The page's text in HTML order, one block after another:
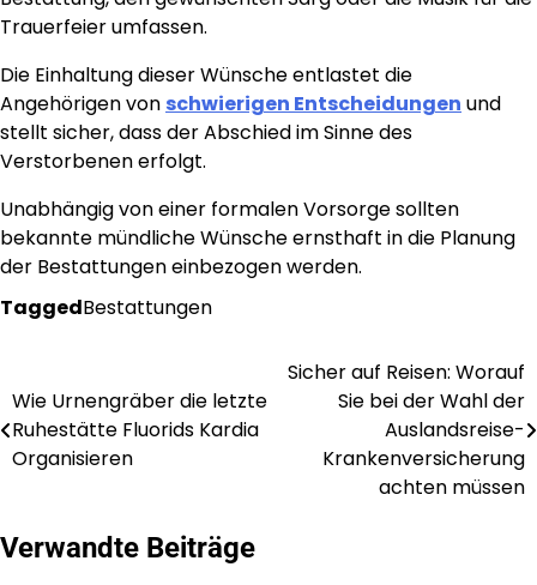
Trauerfeier umfassen.
Die Einhaltung dieser Wünsche entlastet die
Angehörigen von schwierigen Entscheidungen und
stellt sicher, dass der Abschied im Sinne des
Verstorbenen erfolgt.
Unabhängig von einer formalen Vorsorge sollten
bekannte mündliche Wünsche ernsthaft in die Planung
der Bestattungen einbezogen werden.
TaggedBestattungen
navigation
Wie Urnengräber die letzte
Ruhestätte Fluorids Kardia
Organisieren
Sicher auf Reisen: Worauf
Sie bei der Wahl der
Auslandsreise-
Krankenversicherung
achten müssen
Verwandte Beiträge